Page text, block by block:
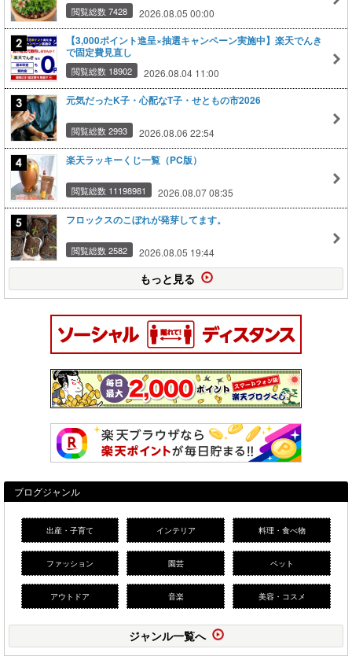
閲覧総数 7428 2026.08.05 00:00
【3,000ポイント進呈×抽選キャンペーン実施中】楽天でんき
で固定費見直し
閲覧総数 18902 2026.08.04 11:00
元気だったK子・心配なT子・せともの市2026
閲覧総数 2993 2026.08.06 22:54
楽天ラッキーくじ一覧（PC版）
閲覧総数 11198981 2026.08.07 08:35
フロックスのこぼれが発芽してます。
閲覧総数 2582 2026.08.05 19:44
もっと見る
ブログジャンル
出産・子育て インテリア 料理・食べ物
ファッション 園芸 ペット
アウトドア 音楽 美容・コスメ
ジャンル一覧へ